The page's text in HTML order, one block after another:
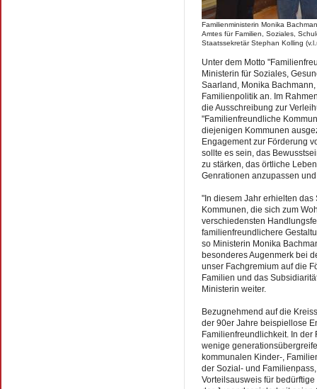
Familienministerin Monika
Amtes für Familien, Soziales,
Staatssekretär Stephan Kolling
Unter dem Motto
Ministerin für Soziales,
Saarland, Monika
Familienpolitik an. Im
die Ausschreibung zur
"Familienfreundliche
diejenigen Kommunen
Engagement zur Förderung
sollte es sein, das
zu stärken, das örtliche
Genrationen anzupassen
"In diesem Jahr erhielten
Kommunen, die sich zum
verschiedensten
familienfreundlichere
so Ministerin Monika
besonderes Augenmerk bei
unser Fachgremium auf die
Familien und das
Ministerin weiter.
Bezugnehmend auf die
der 90er Jahre beispiellose
Familienfreundlichkeit. In
wenige
kommunalen Kinder-,
der Sozial- und
Vorteilsausweis für